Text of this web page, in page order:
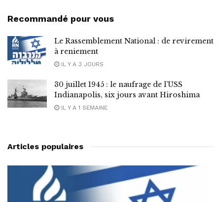
Recommandé pour vous
Le Rassemblement National : de revirement
à reniement
IL Y A 3 JOURS
30 juillet 1945 : le naufrage de l’USS
Indianapolis, six jours avant Hiroshima
IL Y A 1 SEMAINE
Articles populaires